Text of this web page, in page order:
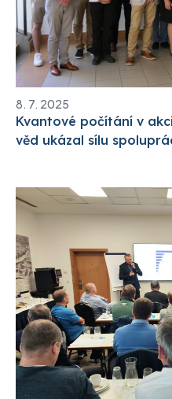
8. 7. 2025
Kvantové počítání v
věd ukázal sílu